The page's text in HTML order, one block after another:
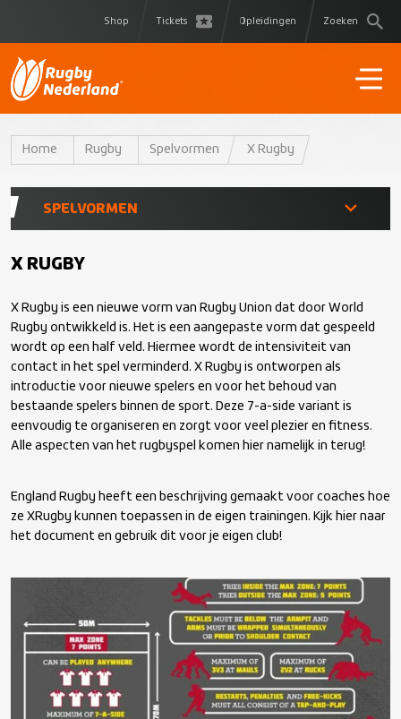
Shop Tickets Opleidingen Zoeken
Home Rugby Spelvormen X Rugby
SPELVORMEN
Competitie
Meiden Rugby
Social Rugby
T1 Rugby
Old Stars Walking Rugby
Mixed Ability Rugby
X RUGBY
X Rugby is een nieuwe vorm van Rugby Union dat door World
Rugby ontwikkeld is. Het is een aangepaste vorm dat gespeeld
wordt op een half veld. Hiermee wordt de intensiviteit van
contact in het spel verminderd. X Rugby is ontworpen als
introductie voor nieuwe spelers en voor het behoud van
bestaande spelers binnen de sport. Deze 7-a-side variant is
eenvoudig te organiseren en zorgt voor veel plezier en fitness.
Alle aspecten van het rugbyspel komen hier namelijk in terug!
England Rugby heeft een beschrijving gemaakt voor coaches hoe
ze XRugby kunnen toepassen in de eigen trainingen. Kijk hier naar
het document en gebruik dit voor je eigen club!